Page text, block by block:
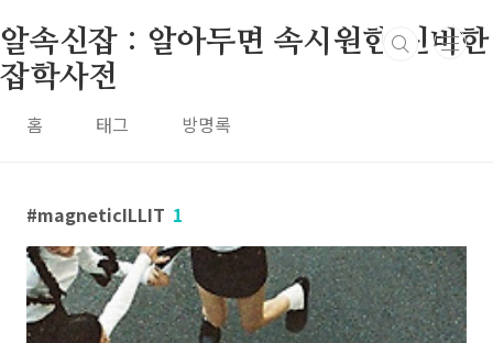
알속신잡 : 알아두면 속시원한 신비한
잡학사전
홈 태그 방명록
magneticILLIT 1